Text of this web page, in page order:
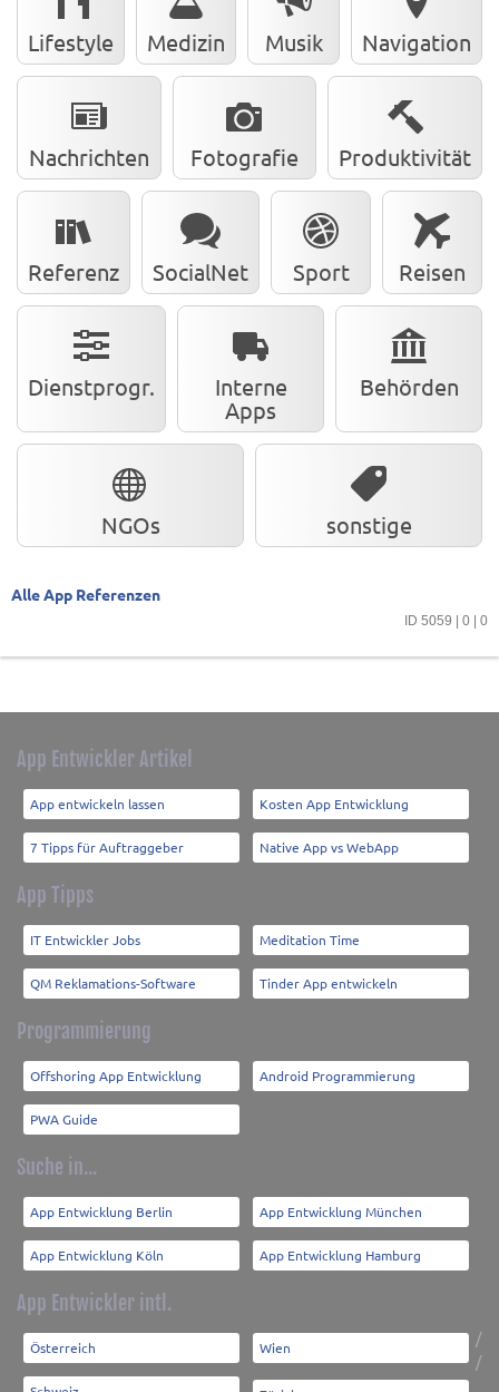
Lifestyle Medizin Musik Navigation
Nachrichten Fotografie Produktivität
Referenz SocialNet Sport Reisen
Dienstprogr.
Interne
Apps
Behörden
NGOs sonstige
Alle App Referenzen
ID 5059 | 0 | 0
App Entwickler Artikel
App entwickeln lassen Kosten App Entwicklung
7 Tipps für Auftraggeber Native App vs WebApp
App Tipps
IT Entwickler Jobs Meditation Time
QM Reklamations-Software Tinder App entwickeln
Programmierung
Offshoring App Entwicklung Android Programmierung
PWA Guide
Suche in...
App Entwicklung Berlin App Entwicklung München
App Entwicklung Köln App Entwicklung Hamburg
App Entwickler intl.
Österreich /
Wien
/